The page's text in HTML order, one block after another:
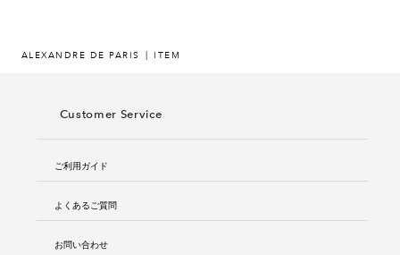
ALEXANDRE DE PARIS ITEM
Customer Service
ご利用ガイド
よくあるご質問
お問い合わせ